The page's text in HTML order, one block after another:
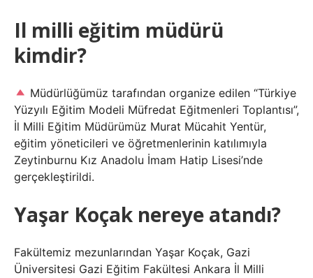
Il milli eğitim müdürü
kimdir?
Müdürlüğümüz tarafından organize edilen “Türkiye
Yüzyılı Eğitim Modeli Müfredat Eğitmenleri Toplantısı”,
İl Milli Eğitim Müdürümüz Murat Mücahit Yentür,
eğitim yöneticileri ve öğretmenlerinin katılımıyla
Zeytinburnu Kız Anadolu İmam Hatip Lisesi’nde
gerçekleştirildi.
Yaşar Koçak nereye atandı?
Fakültemiz mezunlarından Yaşar Koçak, Gazi
Üniversitesi Gazi Eğitim Fakültesi Ankara İl Milli